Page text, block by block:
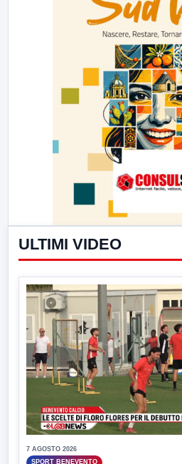
ULTIMI VIDEO
7 AGOSTO 2026
SPORT BENEVENTO